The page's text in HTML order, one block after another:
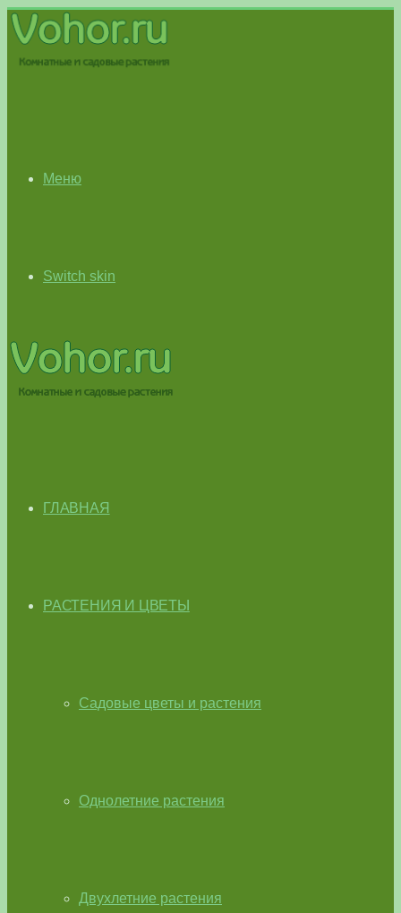
Меню
Switch skin
ГЛАВНАЯ
РАСТЕНИЯ И ЦВЕТЫ
Садовые цветы и растения
Однолетние растения
Двухлетние растения